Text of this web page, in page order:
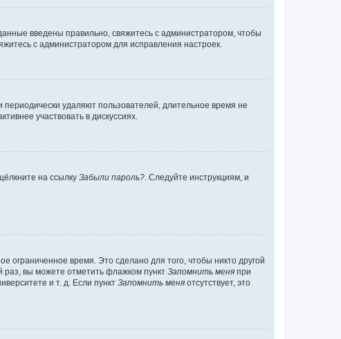
введены правильно, свяжитесь с администратором, чтобы
с администратором для исправления настроек.
удаляют пользователей, длительное время не
участвовать в дискуссиях.
на ссылку Забыли пароль? . Следуйте инструкциям, и
ограниченное время. Это сделано для того, чтобы никто другой
раз, вы можете отметить флажком пункт Запомнить меня при
и т. д. Если пункт Запомнить меня отсутствует, это